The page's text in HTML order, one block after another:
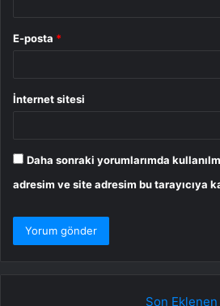
E-posta *
İnternet sitesi
Daha sonraki yorumlarımda
adresim ve site adresim bu tarayıcıya
Son Eklenen